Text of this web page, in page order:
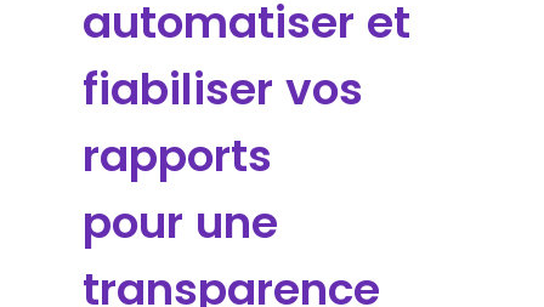
automatiser et
fiabiliser vos
rapports
pour une
transparence